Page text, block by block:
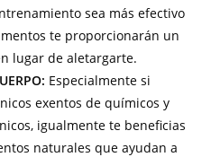
sea más efectivo
te proporcionarán un
lugar de aletargarte.
Especialmente si
exentos de químicos y
igualmente te beneficias
naturales que ayudan a